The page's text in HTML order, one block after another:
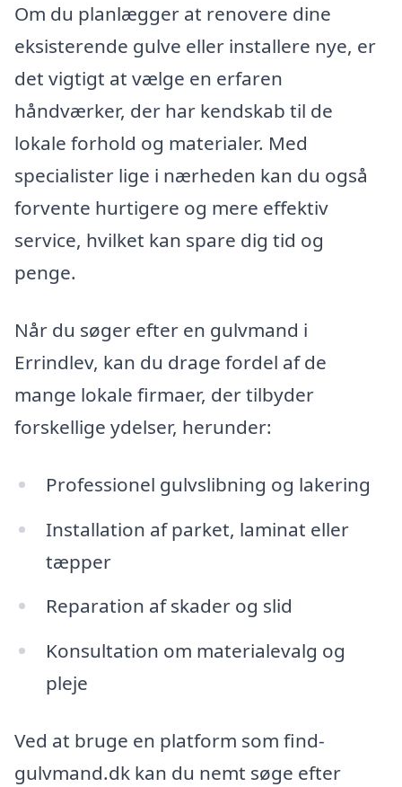
Om du planlægger at renovere dine
eksisterende gulve eller installere nye, er
det vigtigt at vælge en erfaren
håndværker, der har kendskab til de
lokale forhold og materialer. Med
specialister lige i nærheden kan du også
forvente hurtigere og mere effektiv
service, hvilket kan spare dig tid og
penge.
Når du søger efter en gulvmand i
Errindlev, kan du drage fordel af de
mange lokale firmaer, der tilbyder
forskellige ydelser, herunder:
Professionel gulvslibning og lakering
Installation af parket, laminat eller
tæpper
Reparation af skader og slid
Konsultation om materialevalg og
pleje
Ved at bruge en platform som find-
gulvmand.dk kan du nemt søge efter